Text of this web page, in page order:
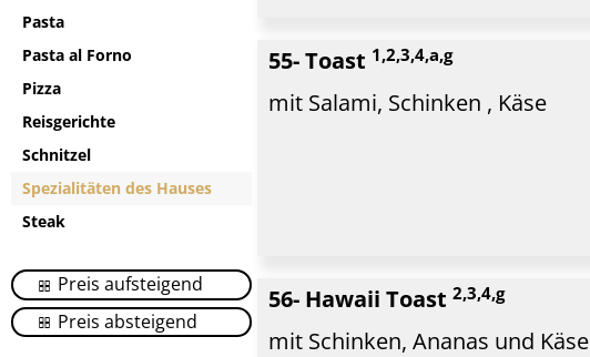
Pasta
Pasta al Forno
Pizza
Reisgerichte
Schnitzel
Spezialitäten des Hauses
Steak
Preis aufsteigend
Preis absteigend
55- Toast 1,2,3,4,a,g
mit Salami, Schinken , Käse
56- Hawaii Toast 2,3,4,g
mit Schinken, Ananas und Käse